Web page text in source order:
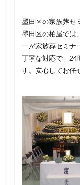
墨田区の家族葬セ
墨田区の柏屋では
ーが家族葬セミナ
丁寧な対応で、24
す。安心してお任